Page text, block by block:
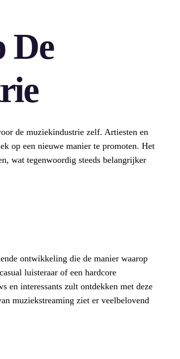
De
de muziekindustrie zelf. Artiesten en
op een nieuwe manier te promoten. Het
wat tegenwoordig steeds belangrijker
ontwikkeling die de manier waarop
luisteraar of een hardcore
en interessants zult ontdekken met deze
muziekstreaming ziet er veelbelovend